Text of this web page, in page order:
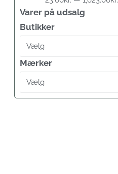
Varer på udsalg
Butikker
Vælg
Mærker
Vælg